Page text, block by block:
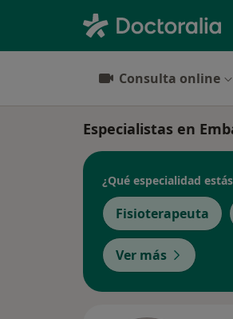
Consulta online
Especialistas en
¿Qué especialidad
Fisioterapeuta
Ver más